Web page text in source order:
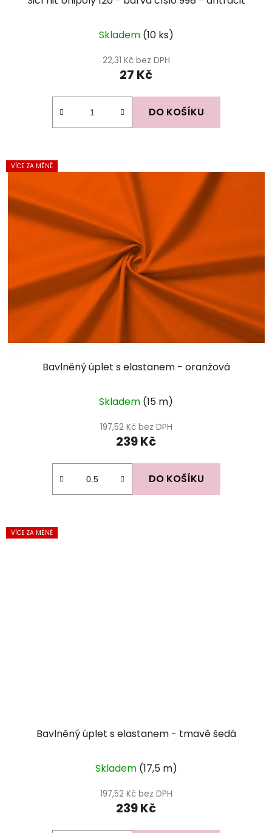
Skladem (10 ks)
22,31 Kč bez DPH
27 Kč
DO KOŠÍKU
VÍCE ZA MÉNĚ
Bavlněný úplet s elastanem - oranžová
Skladem (15 m)
197,52 Kč bez DPH
239 Kč
DO KOŠÍKU
VÍCE ZA MÉNĚ
Bavlněný úplet s elastanem - tmavě šedá
Skladem (17,5 m)
197,52 Kč bez DPH
239 Kč